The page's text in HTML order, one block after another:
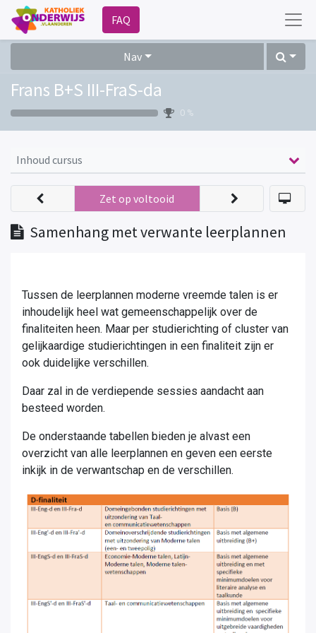
FAQ
Nav
Frans B+S III-FraS-da
0 %
Inhoud cursus
Samenhang met verwante leerplannen
Zet op voltooid
Tussen de leerplannen moderne vreemde talen is er
inhoudelijk heel wat gemeenschappelijk over de
finaliteiten heen. Maar per studierichting of cluster van
gelijkaardige studierichtingen in een finaliteit zijn er
ook duidelijke verschillen.
Daar zal in de verdiepende sessies aandacht aan
besteed worden.
De onderstaande tabellen bieden je alvast een
overzicht van alle leerplannen en geven een eerste
inkijk in de verwantschap en de verschillen.